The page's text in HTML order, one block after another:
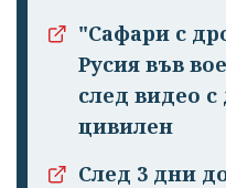
"Сафари с
Русия във
след видео
цивилен
След 3 дни